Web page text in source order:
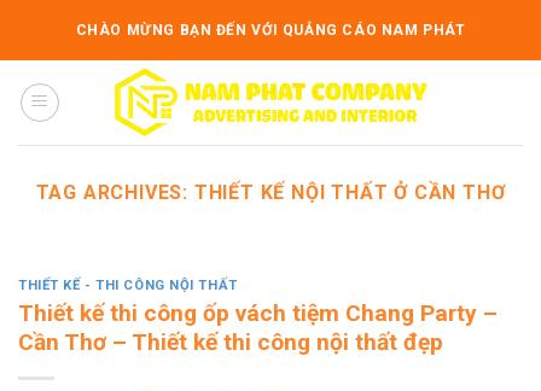
CHÀO MỪNG BẠN ĐẾN VỚI QUẢNG CÁO NAM PHÁT
TAG ARCHIVES: THIẾT KẾ NỘI THẤT Ở CẦN THƠ
THIẾT KẾ - THI CÔNG NỘI THẤT
Thiết kế thi công ốp vách tiệm Chang Party –
Cần Thơ – Thiết kế thi công nội thất đẹp